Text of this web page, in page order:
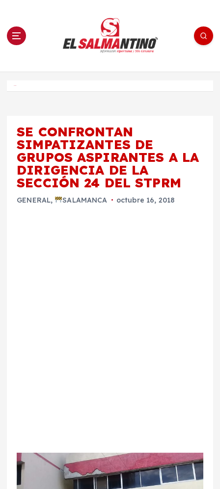
n El Salmantino - medios/noticias/editorial
SE CONFRONTAN
SIMPATIZANTES DE
GRUPOS ASPIRANTES A LA
DIRIGENCIA DE LA
SECCIÓN 24 DEL STPRM
GENERAL, SALAMANCA octubre 16, 2018